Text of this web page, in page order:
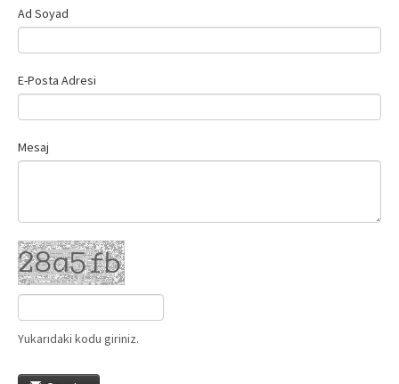
Ad Soyad
E-Posta Adresi
Mesaj
Yukarıdaki kodu giriniz.